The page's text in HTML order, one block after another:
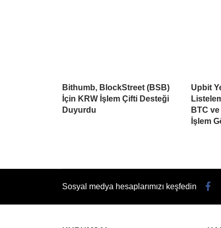
Bithumb, BlockStreet (BSB)
İçin KRW İşlem Çifti Desteği
Duyurdu
Upbit
BTC
İşlem
Sosyal medya hesaplarımızı keşfedin